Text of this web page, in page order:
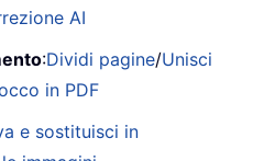
AI
:Dividi pagine/Unisci
in PDF
e sostituisci in